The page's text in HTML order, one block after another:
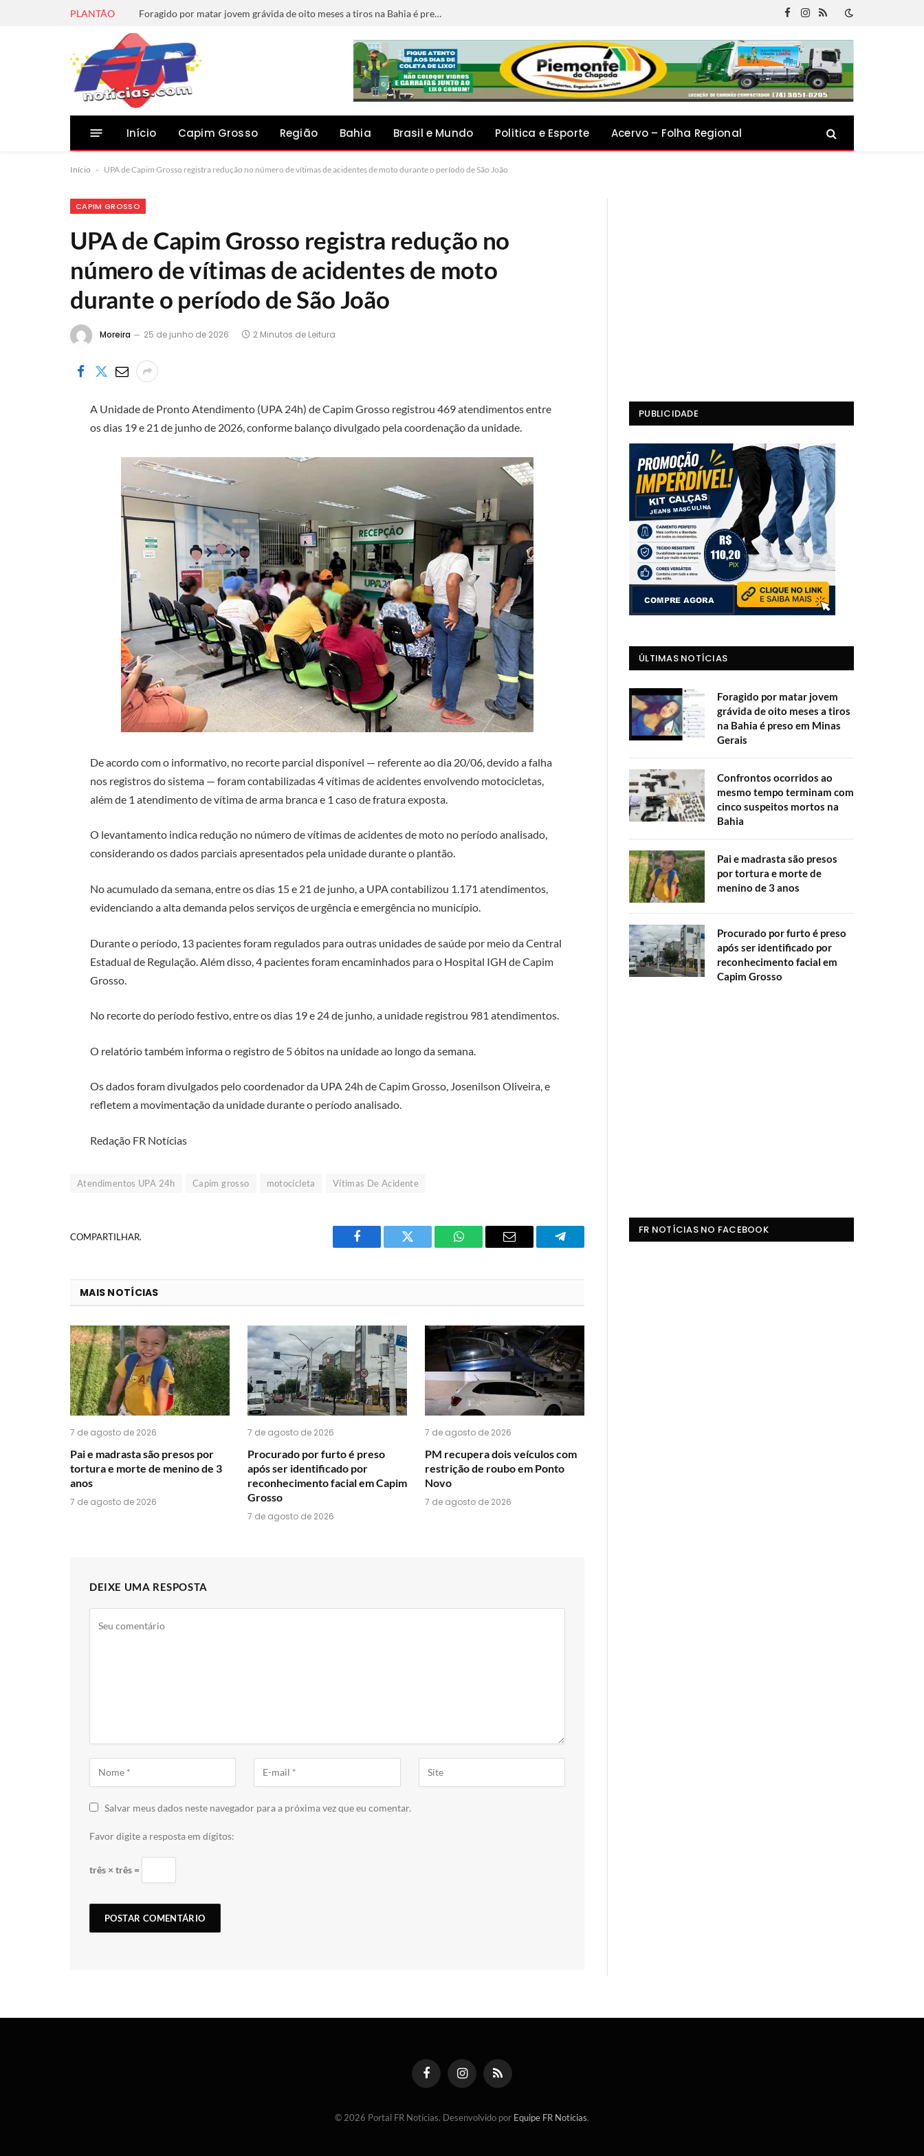
PLANTÃO Foragido por matar jovem grávida de oito meses a tiros na Bahia é preso em Minas Gerais
Facebook
Instagram
RSS
Início Capim Grosso Região Bahia Brasil e Mundo Politica e Esporte Acervo – Folha Regional
Início - UPA de Capim Grosso registra redução no número de vítimas de acidentes de moto durante o período de São João
CAPIM GROSSO
UPA de Capim Grosso registra redução no
número de vítimas de acidentes de moto
durante o período de São João
Moreira 25 de junho de 2026 2 Minutos de Leitura
A Unidade de Pronto Atendimento (UPA 24h) de Capim Grosso registrou 469 atendimentos entre
os dias 19 e 21 de junho de 2026, conforme balanço divulgado pela coordenação da unidade.
De acordo com o informativo, no recorte parcial disponível — referente ao dia 20/06, devido a falha
nos registros do sistema — foram contabilizadas 4 vítimas de acidentes envolvendo motocicletas,
além de 1 atendimento de vítima de arma branca e 1 caso de fratura exposta.
O levantamento indica redução no número de vítimas de acidentes de moto no período analisado,
considerando os dados parciais apresentados pela unidade durante o plantão.
No acumulado da semana, entre os dias 15 e 21 de junho, a UPA contabilizou 1.171 atendimentos,
evidenciando a alta demanda pelos serviços de urgência e emergência no município.
Durante o período, 13 pacientes foram regulados para outras unidades de saúde por meio da Central
Estadual de Regulação. Além disso, 4 pacientes foram encaminhados para o Hospital IGH de Capim
Grosso.
No recorte do período festivo, entre os dias 19 e 24 de junho, a unidade registrou 981 atendimentos.
O relatório também informa o registro de 5 óbitos na unidade ao longo da semana.
Os dados foram divulgados pelo coordenador da UPA 24h de Capim Grosso, Josenilson Oliveira, e
refletem a movimentação da unidade durante o período analisado.
Redação FR Notícias
Atendimentos UPA 24h Capim grosso motocicleta Vítimas De Acidente
COMPARTILHAR.
Facebook Twitter
O
do
WhatsApp?
E-
Telegrama
MAIS NOTÍCIAS
7 de agosto de 2026
Pai e madrasta são presos por
tortura e morte de menino de 3
anos
7 de agosto de 2026
7 de agosto de 2026
Procurado por furto é preso
após ser identificado por
reconhecimento facial em Capim
Grosso
7 de agosto de 2026
7 de agosto de 2026
PM recupera dois veículos com
restrição de roubo em Ponto
Novo
7 de agosto de 2026
DEIXE UMA RESPOSTA
Salvar meus dados neste navegador para a próxima vez que eu comentar.
Favor digite a resposta em dígitos:
três × três =
PUBLICIDADE
ÚLTIMAS NOTÍCIAS
Foragido por matar jovem
grávida de oito meses a tiros
na Bahia é preso em Minas
Gerais
Confrontos ocorridos ao
mesmo tempo terminam com
cinco suspeitos mortos na
Bahia
Pai e madrasta são presos
por tortura e morte de
menino de 3 anos
Procurado por furto é preso
após ser identificado por
reconhecimento facial em
Capim Grosso
FR NOTÍCIAS NO FACEBOOK
FacebookInstagramRSS
© 2026 Portal FR Notícias. Desenvolvido por Equipe FR Notícias.